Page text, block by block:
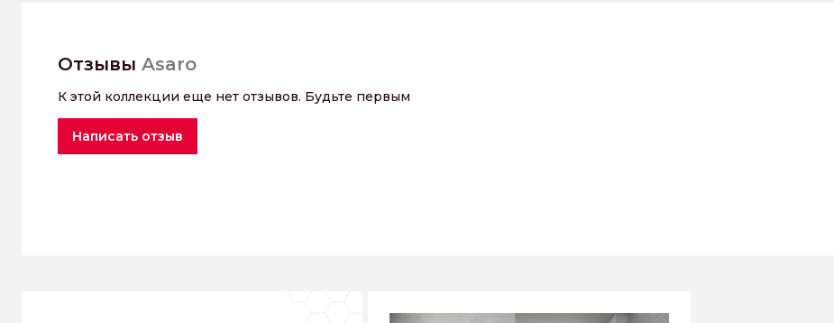
Отзывы Asaro
К этой коллекции еще нет отзывов. Будьте первым
Написать отзыв